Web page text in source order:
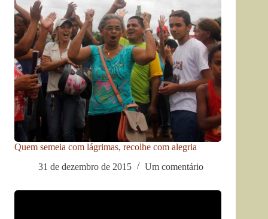
Quem semeia com lágrimas, recolhe com alegria
31 de dezembro de 2015
Um comentário